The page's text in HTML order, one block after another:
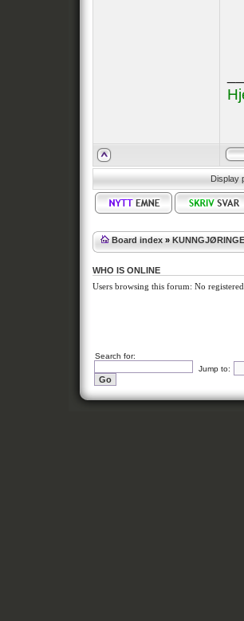
Display
Board index »
WHO IS ONLINE
Users browsing this forum: No
Search for:
Jump to: